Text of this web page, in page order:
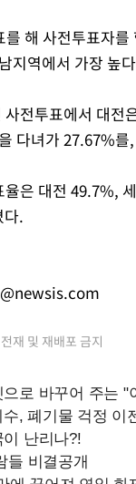
해 사전투표자
지역에서 가장 높
전투표에서 대
다녀가 27.67%
율은 대전 49.7%,
다.
재 및 재배포 금지